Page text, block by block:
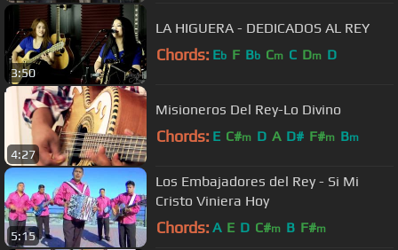
3:50
LA HIGUERA - DEDICADOS AL REY
Chords: Eb F Bb Cm C Dm D
4:27
Misioneros Del Rey-Lo Divino
Chords: E C#m D A D# F#m Bm
5:15
Los Embajadores del Rey - Si Mi
Cristo Viniera Hoy
Chords: A E D C#m B F#m